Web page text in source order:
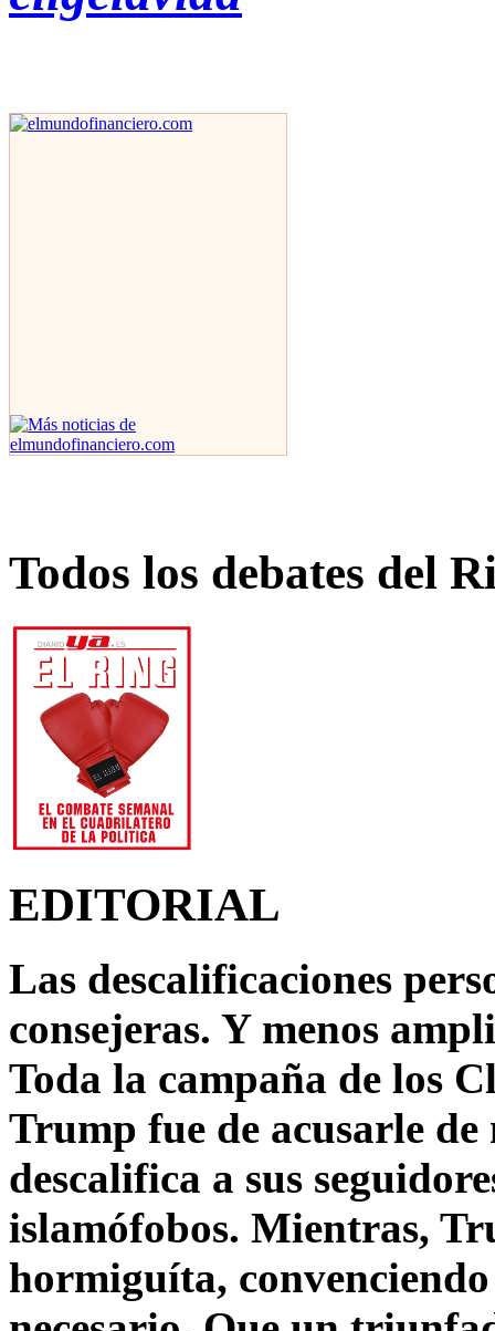
Todos los debates del
EDITORIAL
Las descalificaciones
consejeras. Y menos
Toda la campaña de los
Trump fue de acusarle
descalifica a sus
islamófobos. Mientras,
hormiguíta,